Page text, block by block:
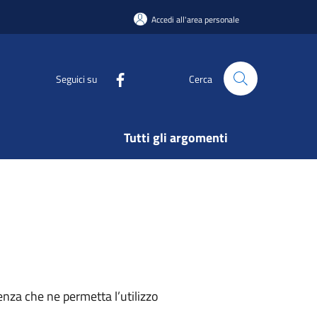
Accedi all'area personale
Seguici su Cerca
Tutti gli argomenti
che ne permetta l’utilizzo